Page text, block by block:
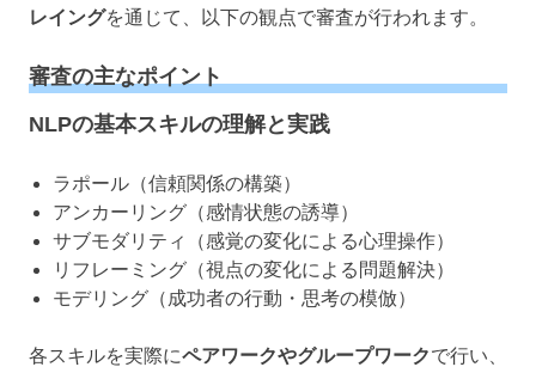
レイングを通じて、以下の観点で審査が行われます。
審査の主なポイント
NLPの基本スキルの理解と実践
ラポール（信頼関係の構築）
アンカーリング（感情状態の誘導）
サブモダリティ（感覚の変化による心理操作）
リフレーミング（視点の変化による問題解決）
モデリング（成功者の行動・思考の模倣）
各スキルを実際にペアワークやグループワークで行い、